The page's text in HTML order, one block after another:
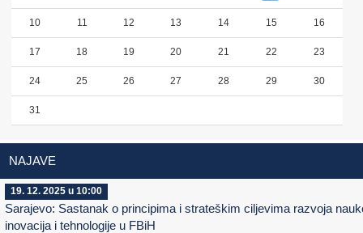
10 11 12 13 14 15 16
17 18 19 20 21 22 23
24 25 26 27 28 29 30
31
NAJAVE
19. 12. 2025 u 10:00
Sarajevo: Sastanak o principima i strateškim ciljevima razvoja
inovacija i tehnologije u FBiH